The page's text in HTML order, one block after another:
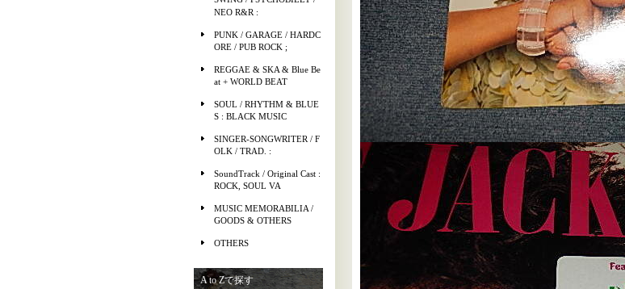
NEO R&R :
PUNK / GARAGE / HARDC
ORE / PUB ROCK ;
REGGAE & SKA & Blue Be
at + WORLD BEAT
SOUL / RHYTHM & BLUE
S : BLACK MUSIC
SINGER-SONGWRITER / F
OLK / TRAD. :
SoundTrack / Original Cast :
ROCK, SOUL VA
MUSIC MEMORABILIA /
GOODS & OTHERS
OTHERS
A to Zで探す